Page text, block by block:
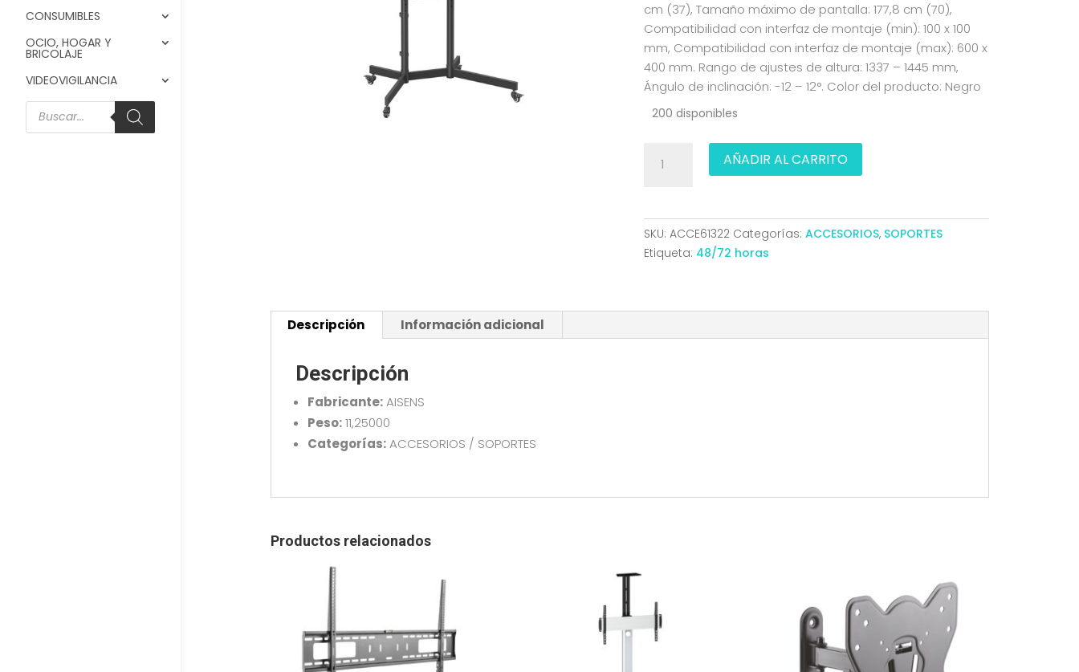
CONSUMIBLES
OCIO, HOGAR Y
BRICOLAJE
VIDEOVIGILANCIA
Búsqueda
de
cm (37), Tamaño máximo de pantalla: 177,8 cm (70),
Compatibilidad con interfaz de montaje (min): 100 x 100
mm, Compatibilidad con interfaz de montaje (max): 600 x
400 mm. Rango de ajustes de altura: 1337 – 1445 mm,
Ángulo de inclinación: -12 – 12°. Color del producto: Negro
200 disponibles
SUELO
BANDEJA
DVD
NEGRO
AÑADIR AL CARRITO
SKU:ACCE61322 Categorías:ACCESORIOS, SOPORTES
Etiqueta: 48/72 horas
Descripción Información adicional
Descripción
Fabricante:AISENS
Peso:11,25000
Categorías:ACCESORIOS / SOPORTES
Productos relacionados